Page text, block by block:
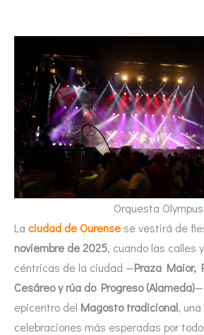
Orquesta Olympus
La ciudad de Ourensese vestirá de
noviembre de 2025, cuando las calles
céntricas de la ciudad —Praza Maior,
Cesáreo y rúa do Progreso (Alameda)
epicentro del Magosto tradicional,
celebraciones más esperadas por